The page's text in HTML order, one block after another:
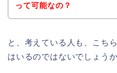
って可能なの？
と、考えている人も、こち
はいるのではないでしょうか